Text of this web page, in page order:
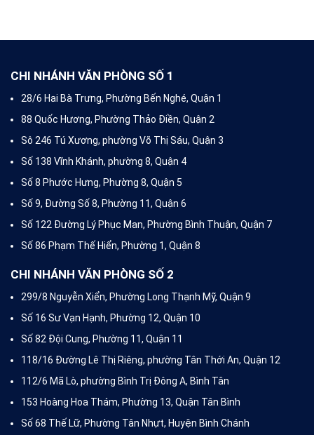
khách hàng hộ dân, nhà hàng,
khách hàng hộ dân, nhà hàng,
CHI NHÁNH VĂN PHÒNG SỐ 1
28/6 Hai Bà Trưng, Phường Bến Nghé, Quận 1
88 Quốc Hương, Phường Thảo Điền, Quận 2
Sô 246 Tú Xương, phường Võ Thị Sáu, Quận 3
Số 138 Vĩnh Khánh, phường 8, Quận 4
Số 8 Phước Hưng, Phường 8, Quận 5
Số 9, Đường Số 8, Phường 11, Quận 6
Số 122 Đường Lý Phục Man, Phường Bình Thuận, Quận 7
Số 86 Phạm Thế Hiển, Phường 1, Quận 8
CHI NHÁNH VĂN PHÒNG SỐ 2
299/8 Nguyễn Xiển, Phường Long Thạnh Mỹ, Quận 9
Số 16 Sư Vạn Hạnh, Phường 12, Quận 10
Số 82 Đội Cung, Phường 11, Quận 11
118/16 Đường Lê Thị Riêng, phường Tân Thới An, Quận 12
112/6 Mã Lò, phường Bình Trị Đông A, Bình Tân
153 Hoàng Hoa Thám, Phường 13, Quận Tân Bình
Số 68 Thế Lữ, Phường Tân Nhựt, Huyện Bình Chánh